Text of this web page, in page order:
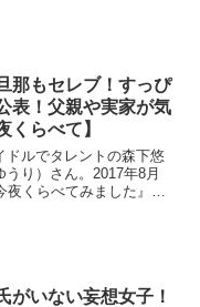
那もセレブ！すっぴ
表！父親や実家が気
くらべて】
ドルでタレントの森下悠
うり）さん。2017年8月
夜くらべてみました』に
がいない妄想女子！